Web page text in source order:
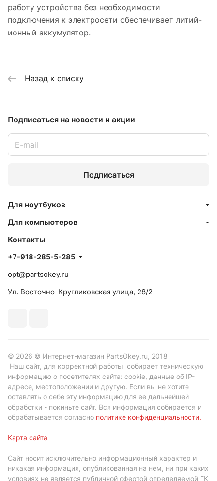
работу устройства без необходимости
подключения к электросети обеспечивает литий-
ионный аккумулятор.
Назад к списку
Подписаться на новости и акции
Подписаться
Для ноутбуков
Для компьютеров
Контакты
+7-918-285-5-285
opt@partsokey.ru
Ул. Восточно-Кругликовская улица, 28/2
© 2026 © Интернет-магазин PartsOkey.ru, 2018
Наш сайт, для корректной работы, собирает техническую
информацию о посетителях сайта: cookie, данные об IP-
адресе, местоположении и другую. Если вы не хотите
оставлять о себе эту информацию для ее дальнейшей
обработки - покиньте сайт. Вся информация собирается и
обрабатывается согласно политике конфиденциальности.
Карта сайта
Сайт носит исключительно информационный характер и
никакая информация, опубликованная на нем, ни при каких
условиях не является публичной офертой определяемой ГК